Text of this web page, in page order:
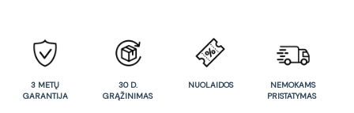
3 METŲ
GARANTIJA
30 D.
GRĄŽINIMAS
NUOLAIDOS
NEMOKAMS
PRISTATYMAS